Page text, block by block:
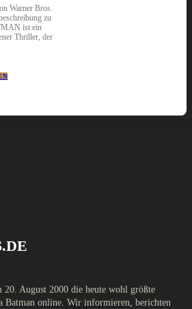
Warner Bros.
zu
Thriller, der
20. August 2000 die heute wohl größte
Batman online. Wir informieren, berichten